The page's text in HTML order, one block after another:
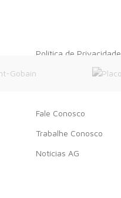
Política de Privacidade
Cálculo de Material
Fale Conosco
Trabalhe Conosco
Notícias AG